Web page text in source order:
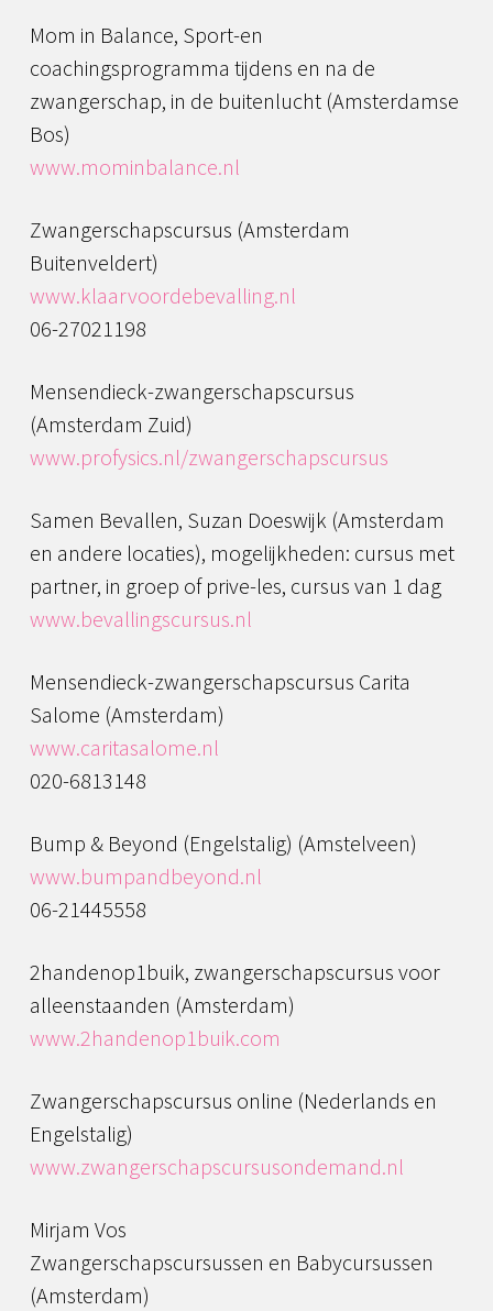
Mom in Balance, Sport-en
coachingsprogramma tijdens en na de
zwangerschap, in de buitenlucht (Amsterdamse
Bos)
www.mominbalance.nl
Zwangerschapscursus (Amsterdam
Buitenveldert)
www.klaarvoordebevalling.nl
06-27021198
Mensendieck-zwangerschapscursus
(Amsterdam Zuid)
www.profysics.nl/zwangerschapscursus
Samen Bevallen, Suzan Doeswijk (Amsterdam
en andere locaties), mogelijkheden: cursus met
partner, in groep of prive-les, cursus van 1 dag
www.bevallingscursus.nl
Mensendieck-zwangerschapscursus Carita
Salome (Amsterdam)
www.caritasalome.nl
020-6813148
Bump & Beyond (Engelstalig) (Amstelveen)
www.bumpandbeyond.nl
06-21445558
2handenop1buik, zwangerschapscursus voor
alleenstaanden (Amsterdam)
www.2handenop1buik.com
Zwangerschapscursus online (Nederlands en
Engelstalig)
www.zwangerschapscursusondemand.nl
Mirjam Vos
Zwangerschapscursussen en Babycursussen
(Amsterdam)